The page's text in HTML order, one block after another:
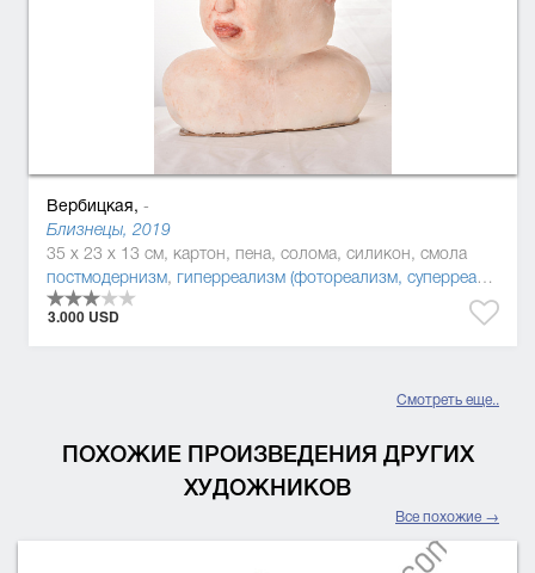
Вербицкая, -
Близнецы, 2019
35 x 23 x 13 см, картон, пена, солома, силикон, смола
постмодернизм, гиперреализм (фотореализм, суперреализм)
3.000 USD
Смотреть еще..
ПОХОЖИЕ ПРОИЗВЕДЕНИЯ ДРУГИХ
ХУДОЖНИКОВ
Все похожие →